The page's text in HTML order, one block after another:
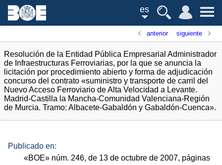
es
anterior siguiente
Resolución de la Entidad Pública Empresarial Administrador
de Infraestructuras Ferroviarias, por la que se anuncia la
licitación por procedimiento abierto y forma de adjudicación
concurso del contrato «suministro y transporte de carril del
Nuevo Acceso Ferroviario de Alta Velocidad a Levante.
Madrid-Castilla la Mancha-Comunidad Valenciana-Región
de Murcia. Tramo: Albacete-Gabaldón y Gabaldón-Cuenca».
Publicado en:
«BOE» núm. 246, de 13 de octubre de 2007, páginas